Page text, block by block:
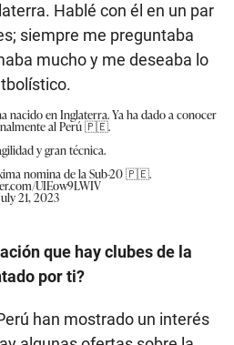
Hablé con él en un par
siempre me preguntaba
mucho y me deseaba lo
nacido en Inglaterra. Ya ha dado a conocer
al Perú 🇵🇪.
y gran técnica.
nomina de la Sub-20 🇵🇪.
UIEow9LWIV
21, 2023
que hay clubes de la
por ti?
han mostrado un interés